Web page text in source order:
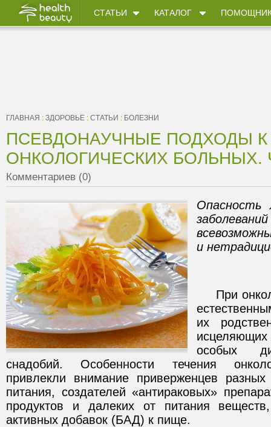
СТАТЬИ КАТАЛОГ
ГЛАВНАЯ : ЗДОРОВЬЕ : СТАТЬИ : БОЛЕЗНИ
ПСЕВДОНАУЧНЫЕ ПОДХОДЫ
ОНКОЛОГИЧЕСКИХ БОЛЬНЫХ.
Комментариев (0)
Опасность
и
При
их
особых
снадобий. Особенности течения
привлекли внимание приверженцев разных
питания, создателей «антираковых»
продуктов и далеких от питания
активных добавок (БАД) к пище.